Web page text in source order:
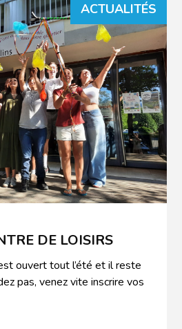
ACTUALITÉS
DE LOISIRS
ouvert tout l’été et il reste
pas, venez vite inscrire vos